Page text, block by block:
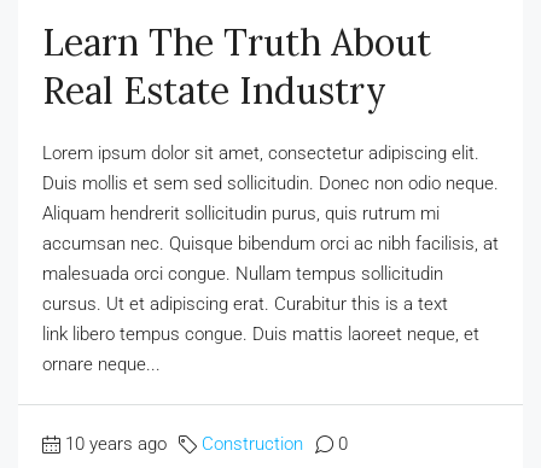
Learn The Truth About
Real Estate Industry
Lorem ipsum dolor sit amet, consectetur adipiscing elit.
Duis mollis et sem sed sollicitudin. Donec non odio neque.
Aliquam hendrerit sollicitudin purus, quis rutrum mi
accumsan nec. Quisque bibendum orci ac nibh facilisis, at
malesuada orci congue. Nullam tempus sollicitudin
cursus. Ut et adipiscing erat. Curabitur this is a text
link libero tempus congue. Duis mattis laoreet neque, et
ornare neque...
10 years ago Construction 0